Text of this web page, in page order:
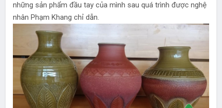
những sản phẩm đầu tay của mình sau quá trình được nghệ
nhân Phạm Khang chỉ dẫn.